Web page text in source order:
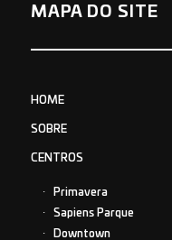
MAPA DO SITE
HOME
SOBRE
CENTROS
Primavera
Sapiens Parque
Downtown